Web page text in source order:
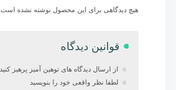
هیچ دیدگاهی برای این محصول نوشته نشده است.
قوانین دیدگاه
از ارسال دیدگاه های توهین آمیز پرهیز کنید
لطفا نظر واقعی خود را بنویسید